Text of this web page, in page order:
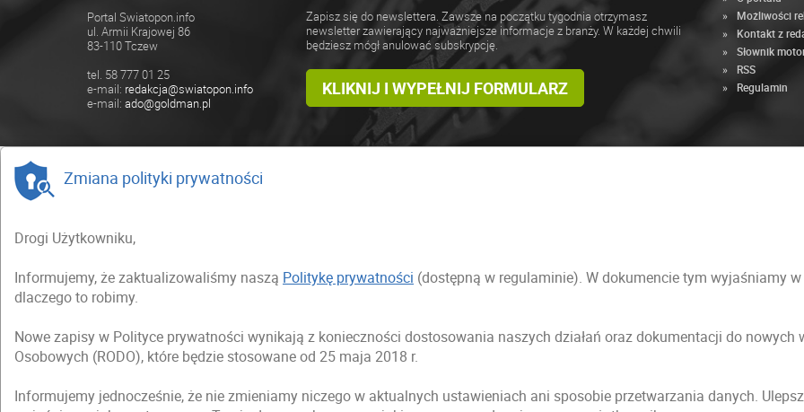
Portal Swiatopon.info
ul. Armii Krajowej 86
83-110 Tczew
tel. 58 777 01 25
e-mail: redakcja@swiatopon.info
e-mail: ado@goldman.pl
Zapisz się do newslettera. Zawsze na początku tygodnia otrzymasz
newsletter zawierający najważniejsze informacje z branży. W każdej chwili
będziesz mógł anulować subskrypcję.
KLIKNIJ I WYPEŁNIJ FORMULARZ
Możliwości
Kontakt z
Słownik
RSS
Regulamin
Zmiana polityki prywatności
Drogi Użytkowniku,
Informujemy, że zaktualizowaliśmy naszą Politykę prywatności (dostępną w regulaminie). W dokumencie tym wyjaśniamy
dlaczego to robimy.
Nowe zapisy w Polityce prywatności wynikają z konieczności dostosowania naszych działań oraz dokumentacji do
Osobowych (RODO), które będzie stosowane od 25 maja 2018 r.
Informujemy jednocześnie, że nie zmieniamy niczego w aktualnych ustawieniach ani sposobie przetwarzania danych.